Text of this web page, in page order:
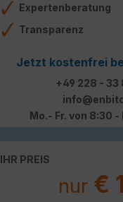
Expertenberatung
Transparenz
Jetzt kostenfrei
+49 228 - 33
Mo.- Fr. von 8:30 -
IHR PREIS
nur €